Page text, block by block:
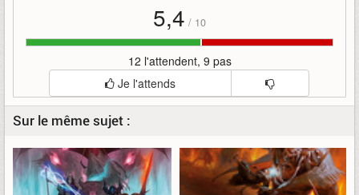
5,4 / 10
12 l'attendent, 9 pas
Je l'attends
Sur le même sujet :